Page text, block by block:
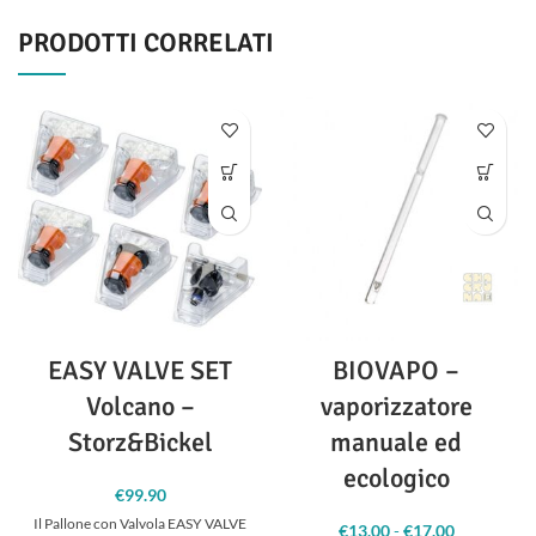
PRODOTTI CORRELATI
EASY VALVE SET
Volcano –
Storz&Bickel
€99.90
Il Pallone con Valvola EASY VALVE
BIOVAPO –
vaporizzatore
manuale ed
ecologico
€13.00 - €17.00